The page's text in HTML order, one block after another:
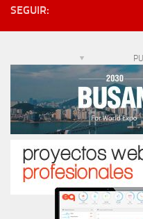
SEGUIR: